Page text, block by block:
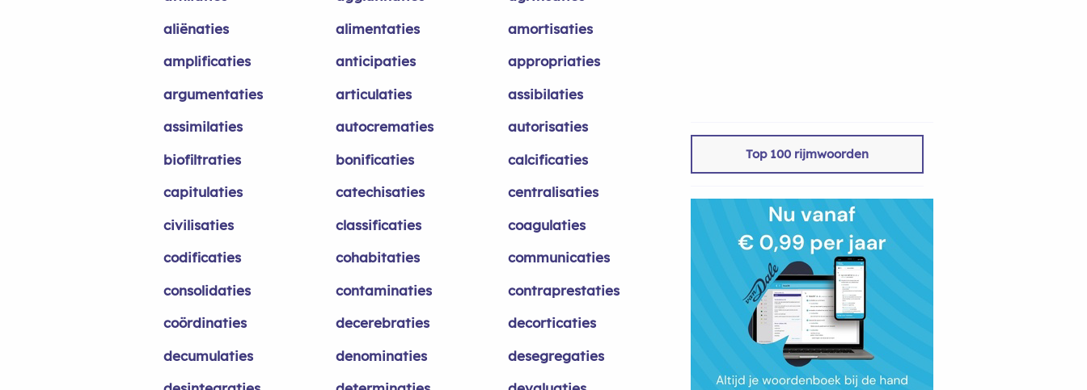
aliënaties
alimentaties
amortisaties
amplificaties
anticipaties
appropriaties
argumentaties
articulaties
assibilaties
assimilaties
autocrematies
autorisaties
biofiltraties
bonificaties
calcificaties
capitulaties
catechisaties
centralisaties
civilisaties
classificaties
coagulaties
codificaties
cohabitaties
communicaties
consolidaties
contaminaties
contraprestaties
coördinaties
decerebraties
decorticaties
decumulaties
denominaties
desegregaties
Top 100 rijmwoorden